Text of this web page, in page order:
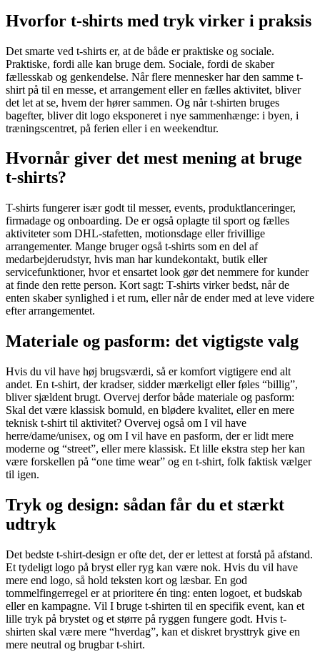
Hvorfor t-shirts med tryk virker i praksis
Det smarte ved t-shirts er, at de både er praktiske og sociale.
Praktiske, fordi alle kan bruge dem. Sociale, fordi de skaber
fællesskab og genkendelse. Når flere mennesker har den samme t-
shirt på til en messe, et arrangement eller en fælles aktivitet, bliver
det let at se, hvem der hører sammen. Og når t-shirten bruges
bagefter, bliver dit logo eksponeret i nye sammenhænge: i byen, i
træningscentret, på ferien eller i en weekendtur.
Hvornår giver det mest mening at bruge
t-shirts?
T-shirts fungerer især godt til messer, events, produktlanceringer,
firmadage og onboarding. De er også oplagte til sport og fælles
aktiviteter som DHL-stafetten, motionsdage eller frivillige
arrangementer. Mange bruger også t-shirts som en del af
medarbejderudstyr, hvis man har kundekontakt, butik eller
servicefunktioner, hvor et ensartet look gør det nemmere for kunder
at finde den rette person. Kort sagt: T-shirts virker bedst, når de
enten skaber synlighed i et rum, eller når de ender med at leve videre
efter arrangementet.
Materiale og pasform: det vigtigste valg
Hvis du vil have høj brugsværdi, så er komfort vigtigere end alt
andet. En t-shirt, der kradser, sidder mærkeligt eller føles “billig”,
bliver sjældent brugt. Overvej derfor både materiale og pasform:
Skal det være klassisk bomuld, en blødere kvalitet, eller en mere
teknisk t-shirt til aktivitet? Overvej også om I vil have
herre/dame/unisex, og om I vil have en pasform, der er lidt mere
moderne og “street”, eller mere klassisk. Et lille ekstra step her kan
være forskellen på “one time wear” og en t-shirt, folk faktisk vælger
til igen.
Tryk og design: sådan får du et stærkt
udtryk
Det bedste t-shirt-design er ofte det, der er lettest at forstå på afstand.
Et tydeligt logo på bryst eller ryg kan være nok. Hvis du vil have
mere end logo, så hold teksten kort og læsbar. En god
tommelfingerregel er at prioritere én ting: enten logoet, et budskab
eller en kampagne. Vil I bruge t-shirten til en specifik event, kan et
lille tryk på brystet og et større på ryggen fungere godt. Hvis t-
shirten skal være mere “hverdag”, kan et diskret brysttryk give en
mere neutral og brugbar t-shirt.